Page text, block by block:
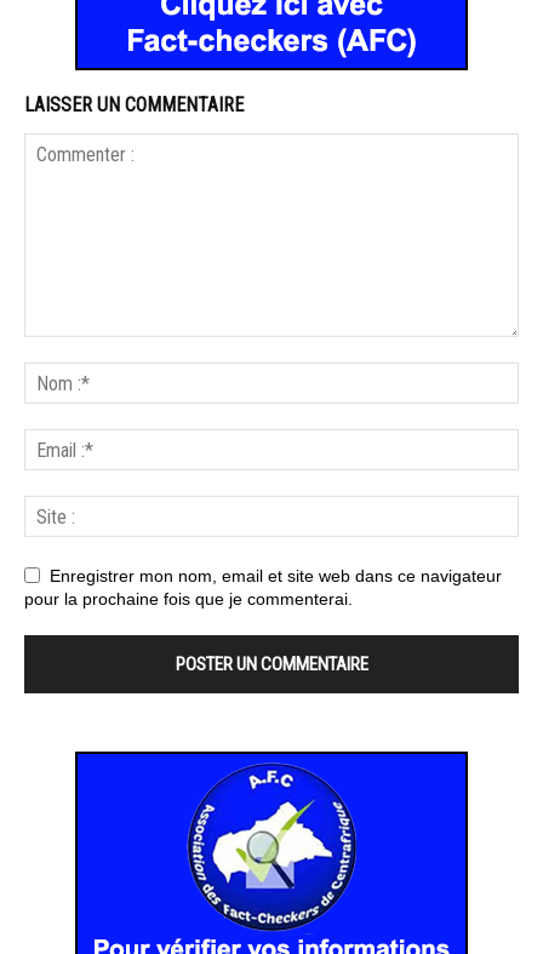
LAISSER UN COMMENTAIRE
Enregistrer mon nom, email et site web dans ce navigateur
pour la prochaine fois que je commenterai.